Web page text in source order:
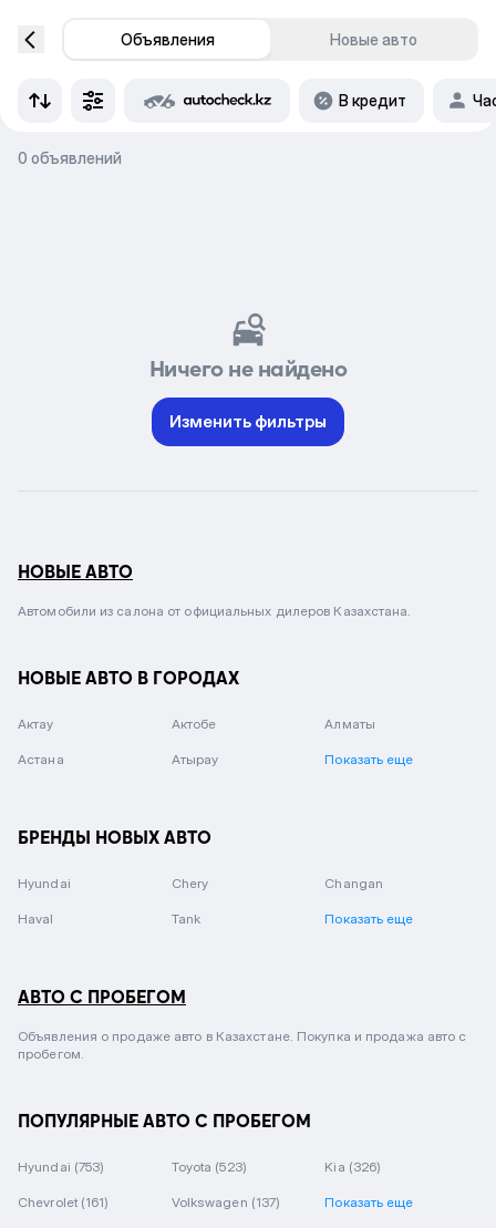
Объявления Новые авто
В кредит
0 объявлений
Ничего не найдено
Изменить фильтры
НОВЫЕ АВТО
Автомобили из салона от официальных дилеров Казахстана.
НОВЫЕ АВТО В ГОРОДАХ
Актау Актобе Алматы
Астана Атырау Показать еще
БРЕНДЫ НОВЫХ АВТО
Hyundai Chery Changan
Haval Tank Показать еще
АВТО С ПРОБЕГОМ
Объявления о продаже авто в Казахстане. Покупка и продажа авто с
пробегом.
ПОПУЛЯРНЫЕ АВТО С ПРОБЕГОМ
Hyundai (753) Toyota (523) Kia (326)
Chevrolet (161) Volkswagen (137) Показать еще